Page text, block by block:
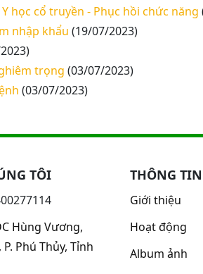
học cổ truyền - Phục hồi chức năng
nhập khẩu (19/07/2023)
trọng (03/07/2023)
(03/07/2023)
TÔI
Hùng Vương,
Phú Thủy, Tỉnh
THÔNG TIN
Giới thiệu
Hoạt động
Album ảnh